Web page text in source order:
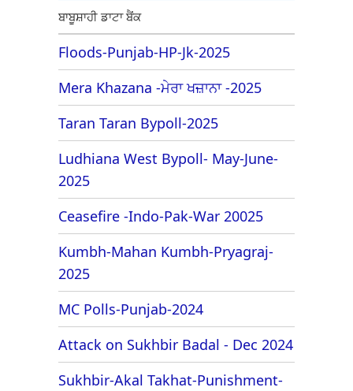
ਬਾਬੂਸ਼ਾਹੀ ਡਾਟਾ ਬੈਂਕ
Floods-Punjab-HP-Jk-2025
Mera Khazana -ਮੇਰਾ ਖਜ਼ਾਨਾ -2025
Taran Taran Bypoll-2025
Ludhiana West Bypoll- May-June-
2025
Ceasefire -Indo-Pak-War 20025
Kumbh-Mahan Kumbh-Pryagraj-
2025
MC Polls-Punjab-2024
Attack on Sukhbir Badal - Dec 2024
Sukhbir-Akal Takhat-Punishment-